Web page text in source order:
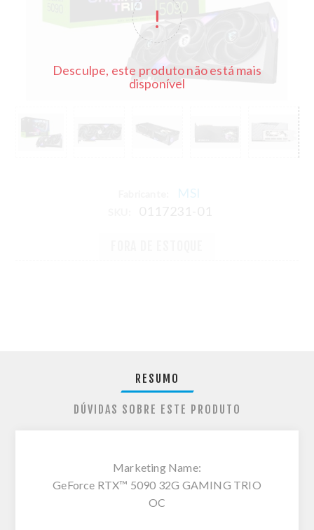
Desculpe, este produto não está mais
disponível
MSI
RESUMO
DÚVIDAS SOBRE ESTE PRODUTO
Marketing Name:
GeForce RTX™ 5090 32G GAMING TRIO
OC